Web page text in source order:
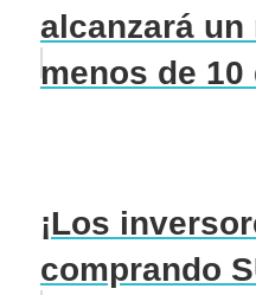
alcanzará un
menos de 10
¡Los
comprando